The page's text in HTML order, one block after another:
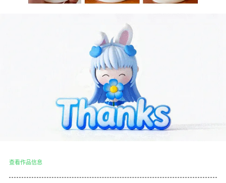
查看作品信息